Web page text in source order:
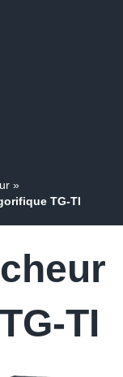
»
TG-TI
TI